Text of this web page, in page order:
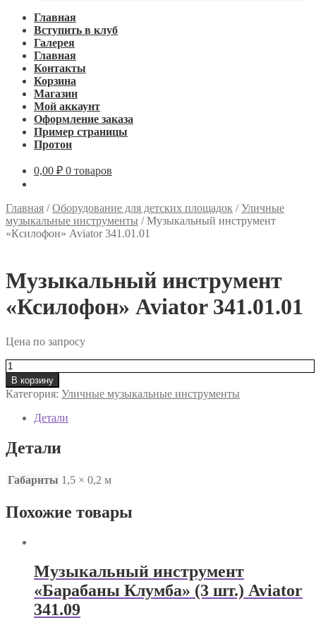
Главная
Вступить в клуб
Галерея
Главная
Контакты
Корзина
Магазин
Мой аккаунт
Оформление заказа
Пример страницы
Протон
0,00 ₽ 0 товаров
Главная /Оборудование для детских площадок /Уличные
музыкальные инструменты /Музыкальный инструмент
«Ксилофон» Aviator 341.01.01
Музыкальный инструмент
«Ксилофон» Aviator 341.01.01
Цена по запросу
Количество
товара
Музыкальный
инструмент
"Ксилофон"
341.01.01
В корзину
Категория: Уличные музыкальные инструменты
Детали
Детали
Габариты 1,5 × 0,2 м
Похожие товары
Музыкальный инструмент
«Барабаны Клумба» (3 шт.) Aviator
341.09